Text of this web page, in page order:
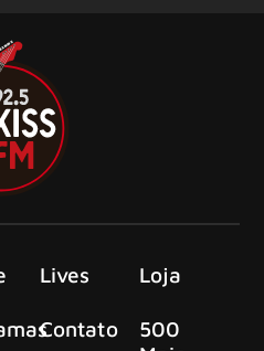
Lives
Contato
Loja
500